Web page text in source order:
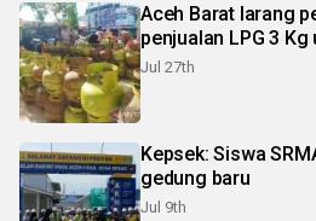
Aceh Barat larang
penjualan LPG 3
Jul 27th
Kepsek: Siswa
gedung baru
Jul 9th